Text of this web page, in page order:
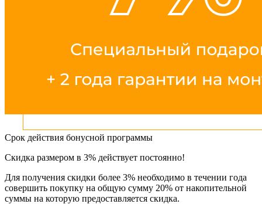
Срок действия бонусной программы
Скидка размером в 3% действует постоянно!
Для получения скидки более 3% необходимо в течении года
совершить покупку на общую сумму 20% от накопительной
суммы на которую предоставляется скидка.